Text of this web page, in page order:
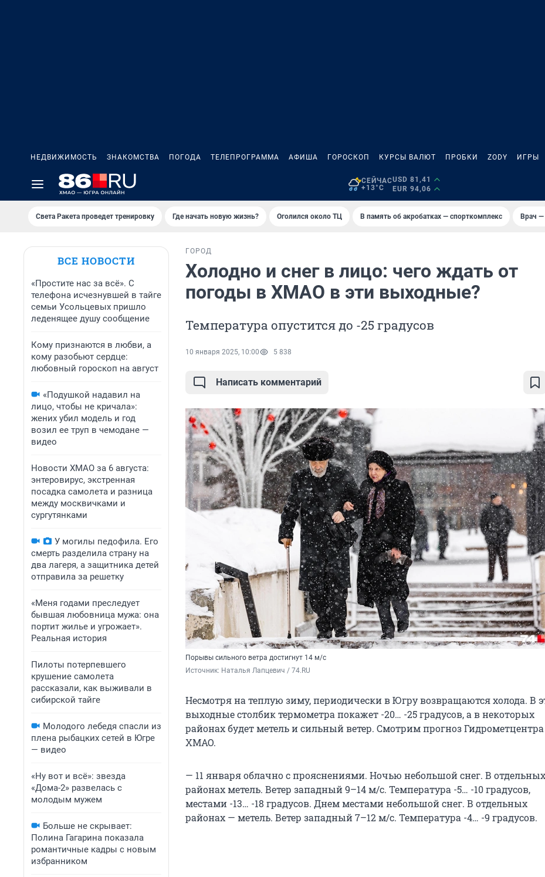
НЕДВИЖИМОСТЬ ЗНАКОМСТВА ПОГОДА ТЕЛЕПРОГРАММА АФИША ГОРОСКОП КУРСЫ ВАЛЮТ ПРОБКИ ZODY ИГРЫ
СЕЙЧАС
+13°C
USD 81,41
EUR 94,06
Света Ракета проведет тренировку Где начать новую жизнь? Оголился около ТЦ В память об акробатках — спорткомплекс Врач —
ВСЕ НОВОСТИ
«Простите нас за всё». С
телефона исчезнувшей в тайге
семьи Усольцевых пришло
леденящее душу сообщение
Кому признаются в любви, а
кому разобьют сердце:
любовный гороскоп на август
«Подушкой надавил на
лицо, чтобы не кричала»:
жених убил модель и год
возил ее труп в чемодане —
видео
Новости ХМАО за 6 августа:
энтеровирус, экстренная
посадка самолета и разница
между москвичками и
сургутянками
У могилы педофила. Его
смерть разделила страну на
два лагеря, а защитника детей
отправила за решетку
«Меня годами преследует
бывшая любовница мужа: она
портит жилье и угрожает».
Реальная история
Пилоты потерпевшего
крушение самолета
рассказали, как выживали в
сибирской тайге
Молодого лебедя спасли из
плена рыбацких сетей в Югре
— видео
«Ну вот и всё»: звезда
«Дома-2» развелась с
молодым мужем
Больше не скрывает:
Полина Гагарина показала
романтичные кадры с новым
избранником
ГОРОД
Холодно и снег в лицо: чего ждать от
погоды в ХМАО в эти выходные?
Температура опустится до -25 градусов
10 января 2025, 10:00 5 838
Написать комментарий
Порывы сильного ветра достигнут 14 м/с
Источник: Наталья Лапцевич / 74.RU
Несмотря на теплую зиму, периодически в Югру возвращаются холода. В
выходные столбик термометра покажет -20… -25 градусов, а в некоторых
районах будет метель и сильный ветер. Смотрим прогноз Гидрометцентра
ХМАО.
— 11 января облачно с прояснениями. Ночью небольшой снег. В отдельных
районах метель. Ветер западный 9–14 м/с. Температура -5… -10 градусов,
местами -13… -18 градусов. Днем местами небольшой снег. В отдельных
районах — метель. Ветер западный 7–12 м/с. Температура -4… -9 градусов.